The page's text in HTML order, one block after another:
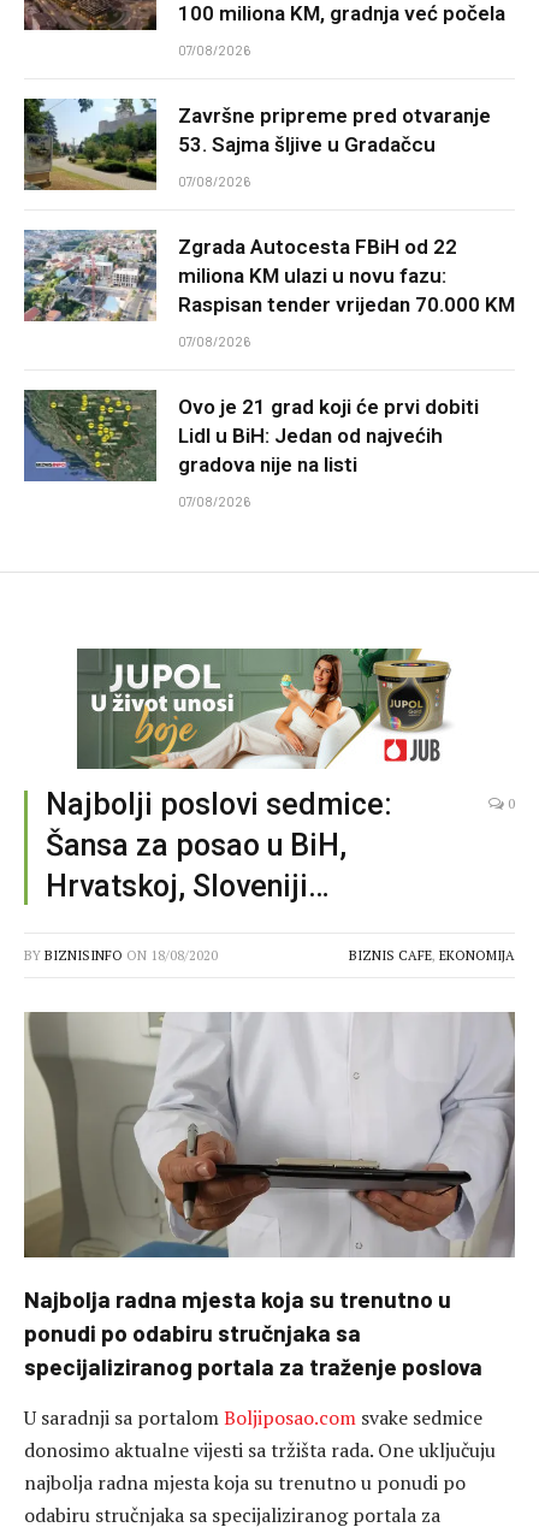
100 miliona KM, gradnja već počela
07/08/2026
Završne pripreme pred otvaranje
53. Sajma šljive u Gradačcu
07/08/2026
Zgrada Autocesta FBiH od 22
miliona KM ulazi u novu fazu:
Raspisan tender vrijedan 70.000 KM
07/08/2026
Ovo je 21 grad koji će prvi dobiti
Lidl u BiH: Jedan od najvećih
gradova nije na listi
07/08/2026
Najbolji poslovi sedmice:
Šansa za posao u BiH,
Hrvatskoj, Sloveniji…
0
BY BIZNISINFO ON 18/08/2020 BIZNIS CAFE, EKONOMIJA
Najbolja radna mjesta koja su trenutno u
ponudi po odabiru stručnjaka sa
specijaliziranog portala za traženje poslova
U saradnji sa portalomBoljiposao.com svake sedmice
donosimo aktualne vijesti sa tržišta rada. One uključuju
najbolja radna mjesta koja su trenutno u ponudi po
odabiru stručnjaka sa specijaliziranog portala za